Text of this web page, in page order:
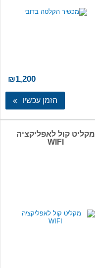
₪1,200
הזמן עכשיו
מקליט קול לאפליקציה
WIFI